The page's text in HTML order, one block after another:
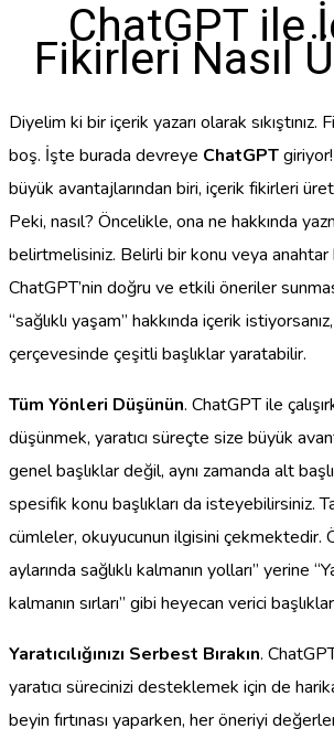
ChatGPT ile
Fikirleri Nasıl
Diyelim ki bir içerik yazarı olarak sıkıştınız.
boş. İşte burada devreye ChatGPT
büyük avantajlarından biri, içerik fikirleri
Peki, nasıl? Öncelikle, ona ne hakkında
belirtmelisiniz. Belirli bir konu veya
ChatGPT’nin doğru ve etkili öneriler
“sağlıklı yaşam” hakkında içerik
çerçevesinde çeşitli başlıklar yaratabilir.
Tüm Yönleri Düşünün. ChatGPT ile
düşünmek, yaratıcı süreçte size büyük
genel başlıklar değil, aynı zamanda alt
spesifik konu başlıkları da isteyebilirsiniz.
cümleler, okuyucunun ilgisini çekmektedir.
aylarında sağlıklı kalmanın yolları” yerine
kalmanın sırları” gibi heyecan verici
Yaratıcılığınızı Serbest Bırakın.
yaratıcı sürecinizi desteklemek için de
beyin fırtınası yaparken, her öneriyi